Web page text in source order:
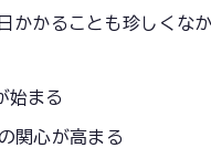
かかることも珍しくな
始まる
関心が高まる